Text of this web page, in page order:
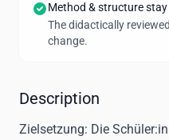
Method & structure stay
The didactically
change.
Description
Zielsetzung: Die